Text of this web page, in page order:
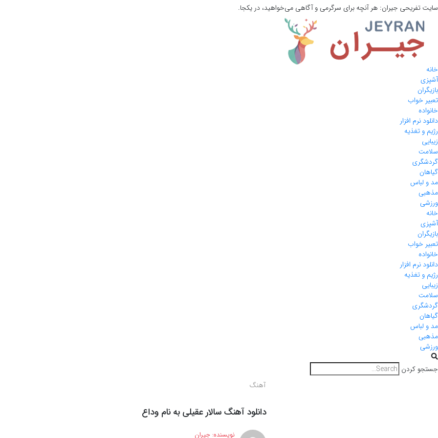
سایت تفریحی جیران: هر آنچه برای سرگرمی و آگاهی می‌خواهید، در یکجا.
خانه
آشپزی
بازیگران
تعبیر خواب
خانواده
دانلود نرم افزار
رژیم و تغذیه
زیبایی
سلامت
گردشگری
گیاهان
مد و لباس
مذهبی
ورزشی
خانه
آشپزی
بازیگران
تعبیر خواب
خانواده
دانلود نرم افزار
رژیم و تغذیه
زیبایی
سلامت
گردشگری
گیاهان
مد و لباس
مذهبی
ورزشی
جستجو کردن
آهنگ
دانلود آهنگ سالار عقیلی به نام وداع
نویسنده: جیران